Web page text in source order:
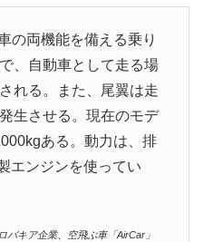
の両機能を備える乗り
、自動車として走る場
れる。また、尾翼は走
生させる。現在のモデ
ある。動力は、排
エンジンを使ってい
キア企業、空飛ぶ車「AirCar」